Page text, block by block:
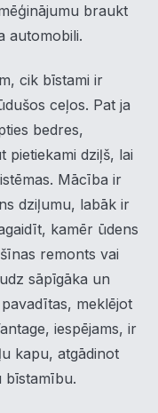
braukt
automobili.
cik bīstami ir
ceļos. Pat ja
bedres,
pietiekami dziļš, lai
Mācība ir
dziļumu, labāk ir
kamēr ūdens
remonts vai
sāpīgāka un
meklējot
iespējams, ir
kapu, atgādinot
bīstamību.
×
jums efektīvi
Zemāk katras
informāciju par